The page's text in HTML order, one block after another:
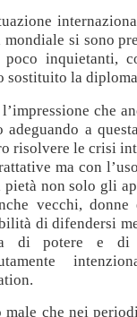
mondiale si sono
inquietanti,
sostituito la
che
adeguando a
risolvere le crisi
ma con
pietà non solo gli
vecchi,
di difendersi
di potere e di
male che nei